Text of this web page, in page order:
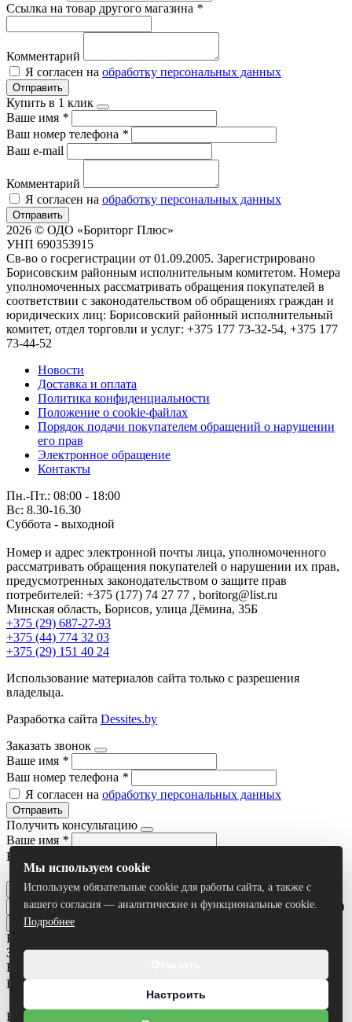
Ссылка на товар другого магазина *
Комментарий
Я согласен на обработку персональных данных
Отправить
Купить в 1 клик
Ваше имя *
Ваш номер телефона *
Ваш e-mail
Комментарий
Я согласен на обработку персональных данных
Отправить
2026 © ОДО «Бориторг Плюс»
УНП 690353915
Св-во о госрегистрации от 01.09.2005. Зарегистрировано
Борисовским районным исполнительным комитетом. Номера
уполномоченных рассматривать обращения покупателей в
соответствии с законодательством об обращениях граждан и
юридических лиц: Борисовский районный исполнительный
комитет, отдел торговли и услуг: +375 177 73-32-54, +375 177
73-44-52
Новости
Доставка и оплата
Политика конфиденциальности
Положение о cookie-файлах
Порядок подачи покупателем обращений о нарушении
его прав
Электронное обращение
Контакты
Пн.-Пт.: 08:00 - 18:00
Вс: 8.30-16.30
Суббота - выходной
Номер и адрес электронной почты лица, уполномоченного
рассматривать обращения покупателей о нарушении их прав,
предусмотренных законодательством о защите прав
потребителей: +375 (177) 74 27 77 , boritorg@list.ru
Минская область, Борисов, улица Дёмина, 35Б
+375 (29) 687-27-93
+375 (44) 774 32 03
+375 (29) 151 40 24
Использование материалов сайта только с разрешения
владельца.
Разработка сайта Dessites.by
Заказать звонок
Ваше имя *
Ваш номер телефона *
Я согласен на обработку персональных данных
Отправить
Получить консультацию
Ваше имя *
Ваш номер телефона
Я согласен наобработку персональных данных
Отправить
Умный поиск(тестовый режим)
Все результаты
Задать вопрос
Ваше имя
Ваш номер телефона
Ваш вопрос
Мы используем cookie
Используем обязательные cookie для работы сайта, а также с
вашего согласия — аналитические и функциональные cookie.
Подробнее
Настроить